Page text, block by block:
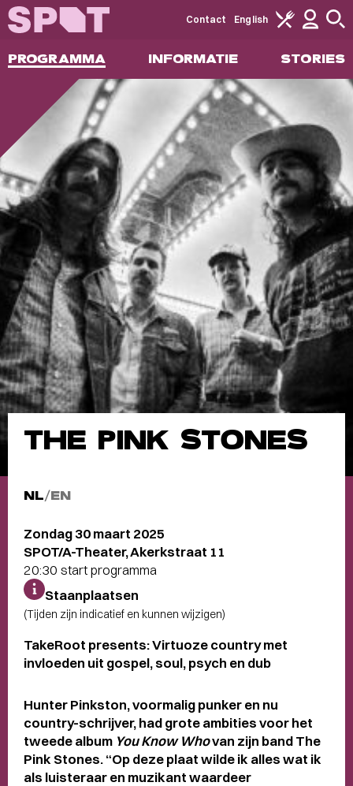
PROGRAMMA INFORMATIE STORIES
Contact English
THE PINK STONES
NL/EN
Zondag 30 maart 2025
SPOT/A-Theater, Akerkstraat 11
20:30 start programma
Staanplaatsen
(Tijden zijn indicatief en kunnen wijzigen)
TakeRoot presents: Virtuoze country met
invloeden uit gospel, soul, psych en dub
Hunter Pinkston, voormalig punker en nu
country-schrijver, had grote ambities voor het
tweede album You Know Whovan zijn band The
Pink Stones. “Op deze plaat wilde ik alles wat ik
als luisteraar en muzikant waardeer